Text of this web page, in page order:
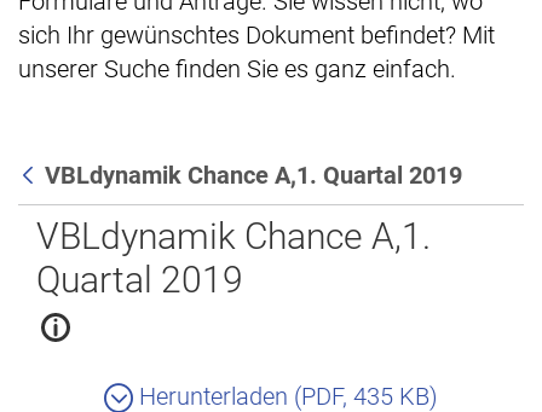
sich Ihr gewünschtes Dokument befindet? Mit
unserer Suche finden Sie es ganz einfach.
Zurück
VBLdynamik Chance A,1. Quartal 2019
VBLdynamik Chance A,1.
Quartal 2019
Herunterladen (PDF, 435 KB)